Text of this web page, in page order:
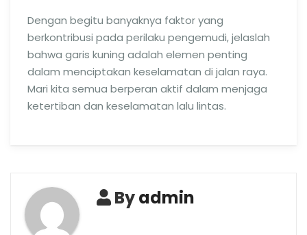
Dengan begitu banyaknya faktor yang
berkontribusi pada perilaku pengemudi, jelaslah
bahwa garis kuning adalah elemen penting
dalam menciptakan keselamatan di jalan raya.
Mari kita semua berperan aktif dalam menjaga
ketertiban dan keselamatan lalu lintas.
Byadmin